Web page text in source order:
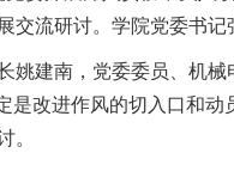
交流研讨。学院党委书记
姚建南 ， 党委委员、机械
是改进作风的切入口和
。